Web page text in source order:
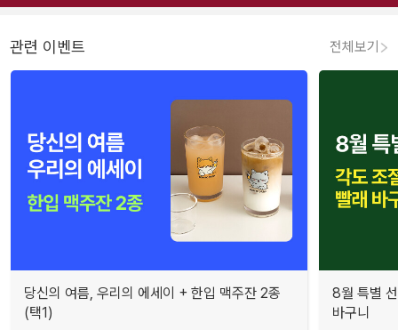
관련 이벤트 전체보기
당신의 여름, 우리의 에세이 + 한입 맥주잔 2종
(택1)
8월 특별
바구니